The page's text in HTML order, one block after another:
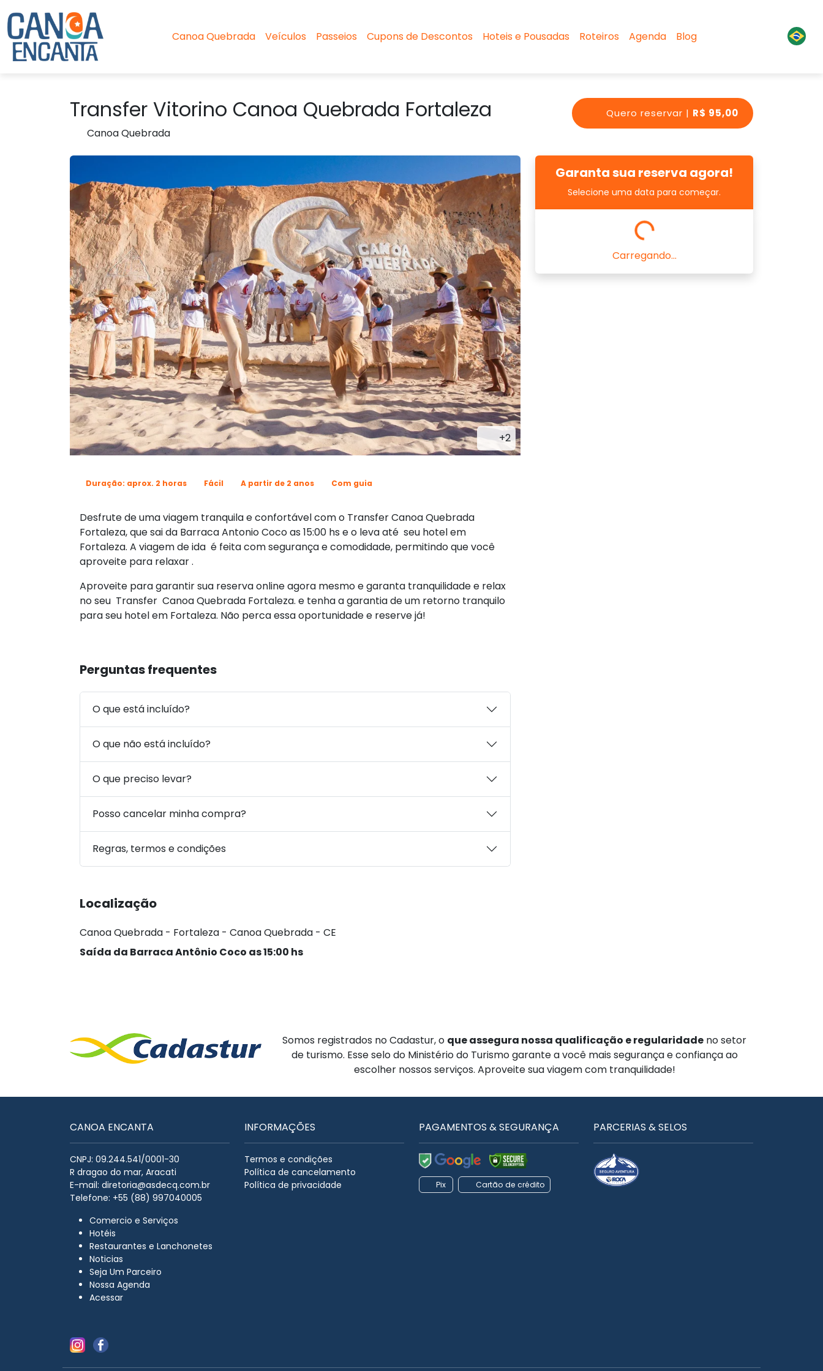
Canoa Quebrada Veículos Passeios Cupons de Descontos Hoteis e Pousadas Roteiros Agenda Blog
Quero reservar | R$ 95,00
Transfer Vitorino Canoa Quebrada Fortaleza
Canoa Quebrada
+2
Duração: aprox. 2 horas Fácil A partir de 2 anos Com guia
Desfrute de uma viagem tranquila e confortável com o Transfer Canoa Quebrada
Fortaleza, que sai da Barraca Antonio Coco as 15:00 hs e o leva até seu hotel em
Fortaleza. A viagem de ida é feita com segurança e comodidade, permitindo que você
aproveite para relaxar .
Aproveite para garantir sua reserva online agora mesmo e garanta tranquilidade e relax
no seu Transfer Canoa Quebrada Fortaleza. e tenha a garantia de um retorno tranquilo
para seu hotel em Fortaleza. Não perca essa oportunidade e reserve já!
Perguntas frequentes
O que está incluído?
O que não está incluído?
O que preciso levar?
Posso cancelar minha compra?
Regras, termos e condições
Localização
Canoa Quebrada - Fortaleza - Canoa Quebrada - CE
Saída da Barraca Antônio Coco as 15:00 hs
Garanta sua reserva agora!
Selecione uma data para começar.
Carregando...
Somos registrados no Cadastur, o que assegura nossa qualificação e regularidade no setor
de turismo. Esse selo do Ministério do Turismo garante a você mais segurança e confiança ao
escolher nossos serviços. Aproveite sua viagem com tranquilidade!
CANOA ENCANTA
CNPJ: 09.244.541/0001-30
R dragao do mar, Aracati
E-mail: diretoria@asdecq.com.br
Telefone: +55 (88) 997040005
Comercio e Serviços
Hotéis
Restaurantes e Lanchonetes
Noticias
Seja Um Parceiro
Nossa Agenda
Acessar
INFORMAÇÕES
Termos e condições
Política de cancelamento
Política de privacidade
PAGAMENTOS & SEGURANÇA
Pix Cartão de crédito
PARCERIAS & SELOS